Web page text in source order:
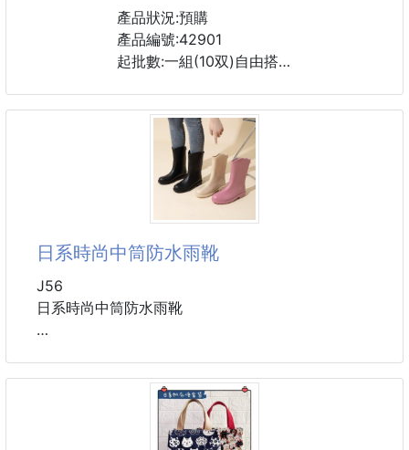
產品狀況:預購
產品編號:42901
起批數:一組(10双)自由搭配
日系時尚中筒防水雨靴
J56
日系時尚中筒防水雨靴
一年四季都可穿的雨靴